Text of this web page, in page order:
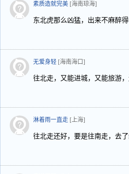
素质造就完美 [海南琼海]
东北虎那么凶猛，出来不麻醉
无爱身轻 [海南海口]
往北走，又能进城，又能旅游，
淋着雨一直走 [上海]
往北走还好，要是往南走，去